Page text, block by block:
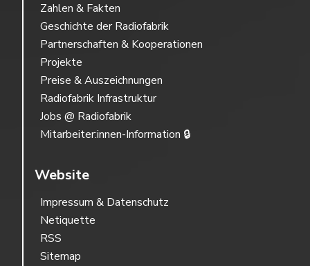
Zahlen & Fakten
Geschichte der Radiofabrik
Partnerschaften & Kooperationen
Projekte
Preise & Auszeichnungen
Radiofabrik Infrastruktur
Jobs @ Radiofabrik
Mitarbeiter:innen-Information 🔒
Website
Impressum & Datenschutz
Netiquette
RSS
Sitemap